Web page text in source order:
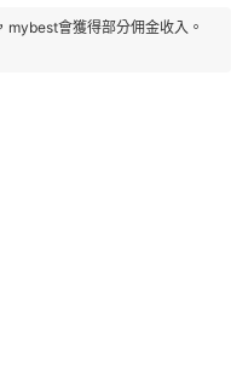
會獲得部分佣金收入。